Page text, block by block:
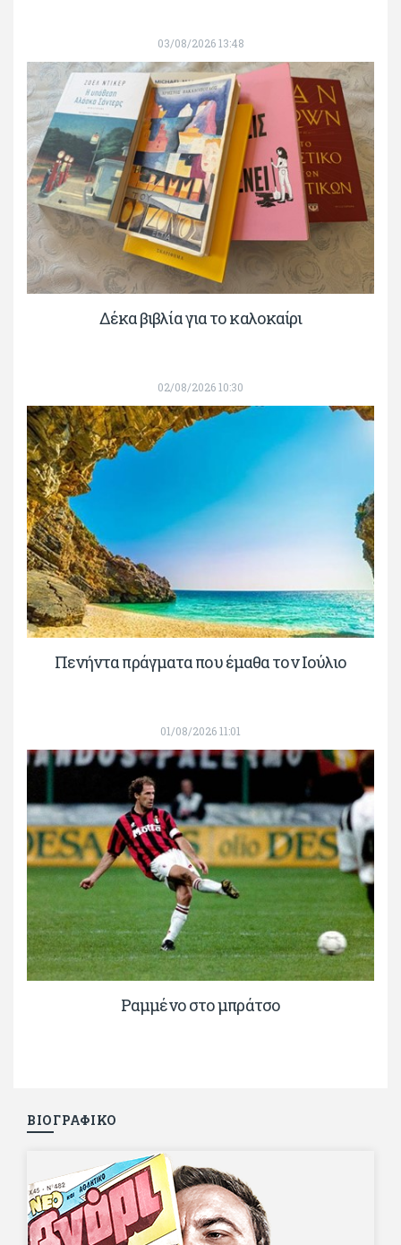
03/08/2026 13:48
Δέκα βιβλία για το καλοκαίρι
02/08/2026 10:30
Πενήντα πράγματα που έμαθα τον Ιούλιο
01/08/2026 11:01
Ραμμένο στο μπράτσο
ΒΙΟΓΡΑΦΙΚΟ